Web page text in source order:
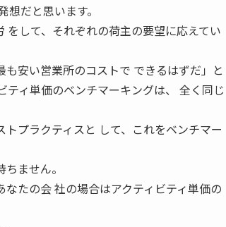
だと思います。
して、それぞれの荷主の要望に応えてい
安い営業所のコストで できるはずだ」と
ィ単価のベンチマーキングは、 全く同じ
プラクティスと して、これをベンチマー
ません。
たの会 社の場合はアクティビティ単価の